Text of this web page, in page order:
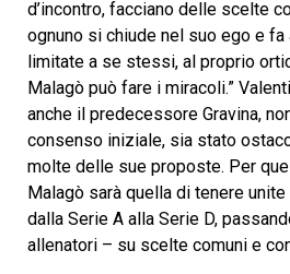
d’incontro, facciano delle scelte
ognuno si chiude nel suo ego e
limitate a se stessi, al proprio
Malagò può fare i miracoli.”
anche il predecessore Gravina,
consenso iniziale, sia stato
molte delle sue proposte. Per
Malagò sarà quella di tenere
dalla Serie A alla Serie D,
allenatori – su scelte comuni e